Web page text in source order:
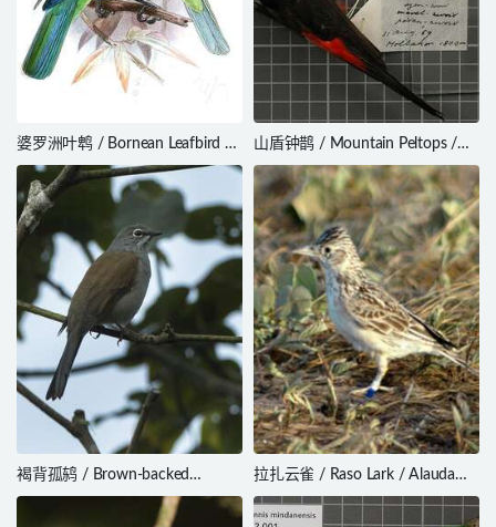
婆罗洲叶鹎 / Bornean Leafbird /
Chloropsis kinabaluensis
山盾钟鹊 / Mountain Peltops /
Peltops montanus
褐背孤鸫 / Brown-backed
Solitaire / Myadestes occidentalis
拉扎云雀 / Raso Lark / Alauda
razae